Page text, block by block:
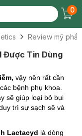
0
Review mỹ
Được Tin Dùng
vậy nên rất cần
bệnh phụ khoa.
sẽ giúp loại bỏ bụi
trì sự sạch sẽ và
Lactacyd là dòng